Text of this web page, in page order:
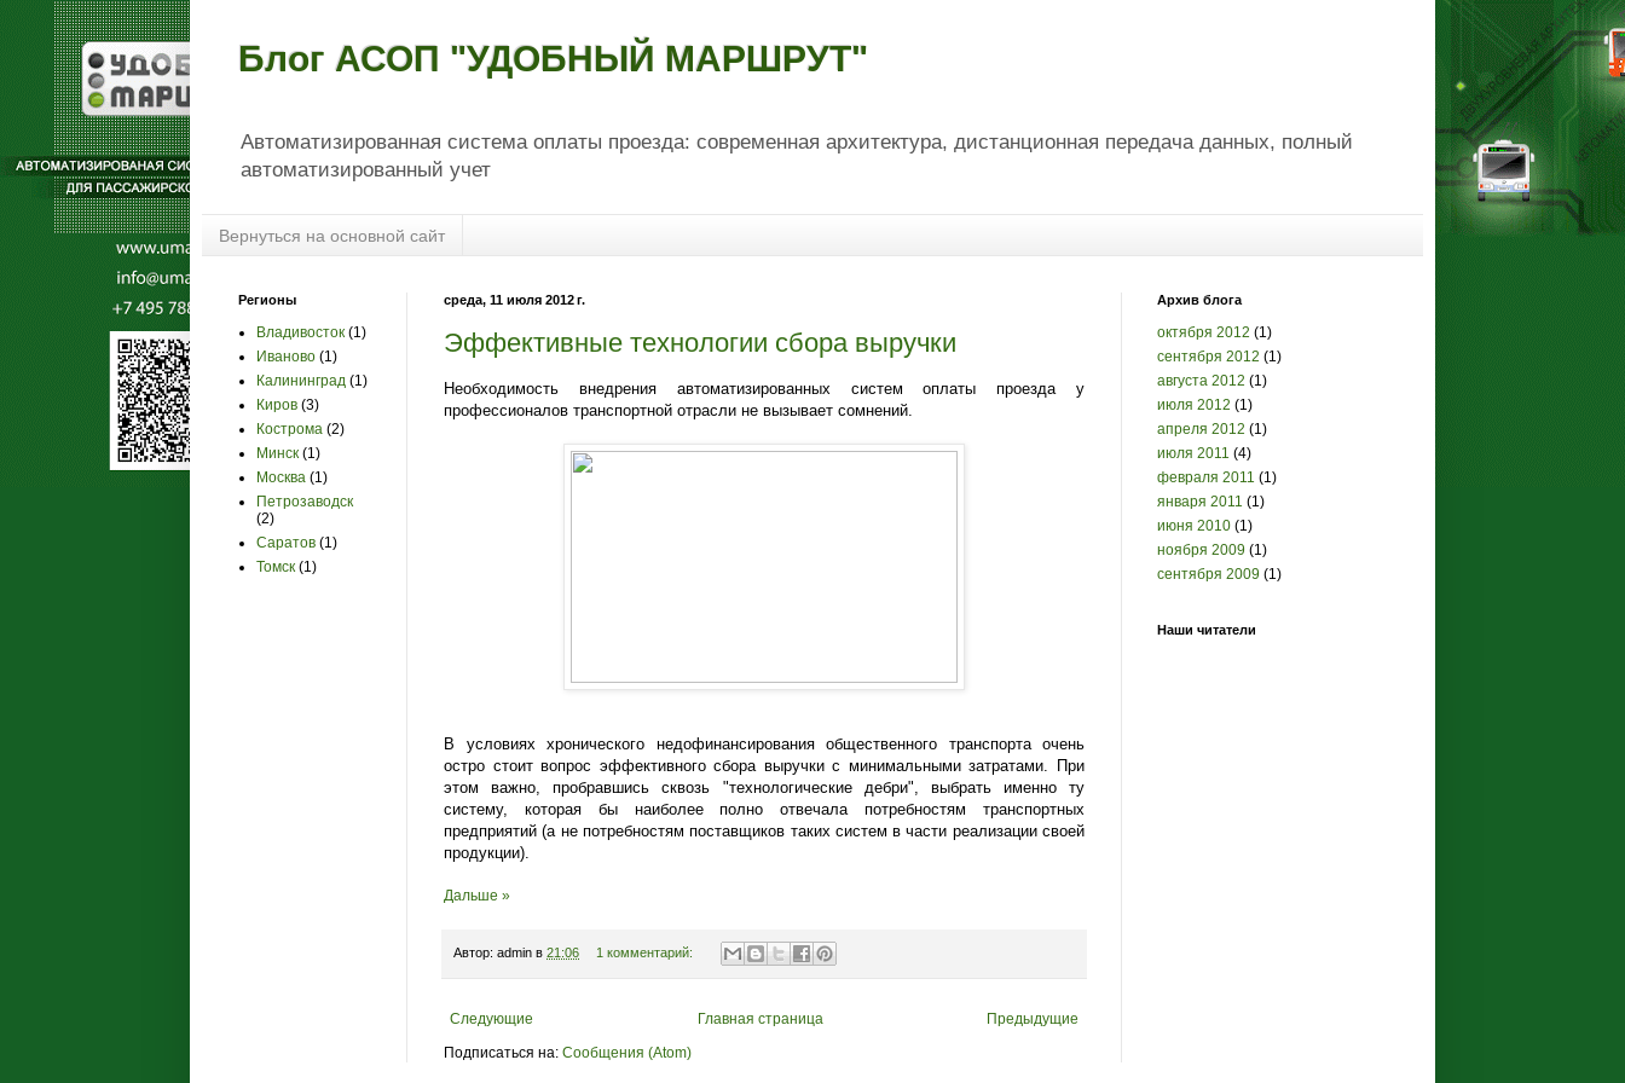
Блог АСОП "УДОБНЫЙ МАРШРУТ"
Автоматизированная система оплаты проезда: современная архитектура, дистанционная передача данных, полный
автоматизированный учет
Вернуться на основной сайт
среда, 11 июля 2012 г.
Эффективные технологии сбора выручки
Необходимость внедрения автоматизированных систем оплаты проезда у
профессионалов транспортной отрасли не вызывает сомнений.
В условиях хронического недофинансирования общественного транспорта очень
остро стоит вопрос эффективного сбора выручки с минимальными затратами. При
этом важно, пробравшись сквозь "технологические дебри", выбрать именно ту
систему, которая бы наиболее полно отвечала потребностям транспортных
предприятий (а не потребностям поставщиков таких систем в части реализации своей
продукции).
Дальше »
Автор: admin в 21:06 1 комментарий:
Следующие Предыдущие
Главная страница
Подписаться на: Сообщения (Atom)
Регионы
Владивосток (1)
Иваново (1)
Калининград (1)
Киров (3)
Кострома (2)
Минск (1)
Москва (1)
Петрозаводск
(2)
Саратов (1)
Томск (1)
Архив блога
октября 2012 (1)
сентября 2012 (1)
августа 2012 (1)
июля 2012 (1)
апреля 2012 (1)
июля 2011 (4)
февраля 2011 (1)
января 2011 (1)
июня 2010 (1)
ноября 2009 (1)
сентября 2009 (1)
Наши читатели